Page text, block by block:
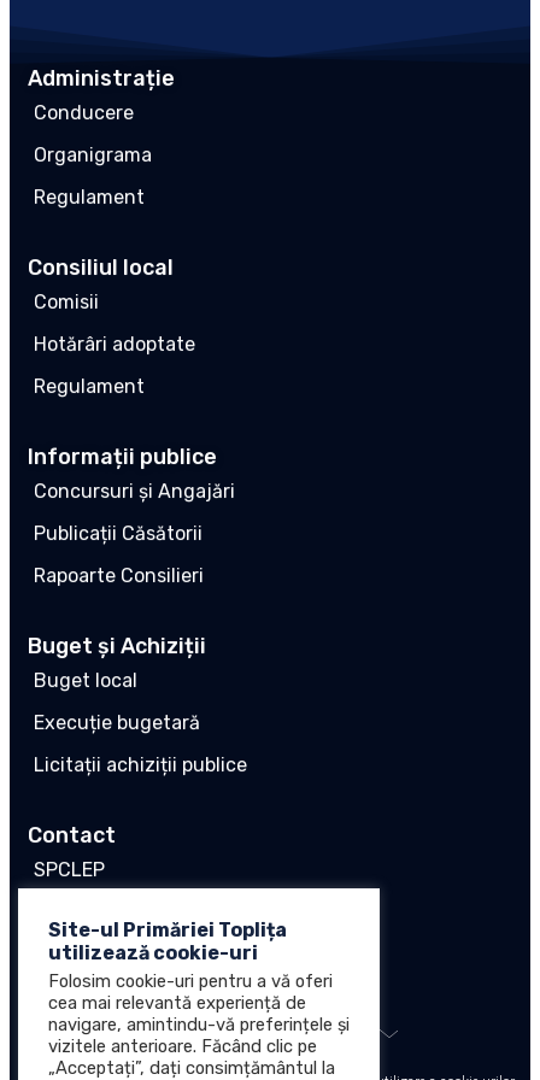
Administrație
Conducere
Organigrama
Regulament
Consiliul local
Comisii
Hotărâri adoptate
Regulament
Informații publice
Concursuri și Angajări
Publicații Căsătorii
Rapoarte Consilieri
Buget și Achiziții
Buget local
Execuție bugetară
Licitații achiziții publice
Contact
SPCLEP
Poliția locală
Site-ul Primăriei Toplița
utilizează cookie-uri
Folosim cookie-uri pentru a vă oferi
cea mai relevantă experiență de
navigare, amintindu-vă preferințele și
vizitele anterioare. Făcând clic pe
„Acceptați”, dați consimțământul la